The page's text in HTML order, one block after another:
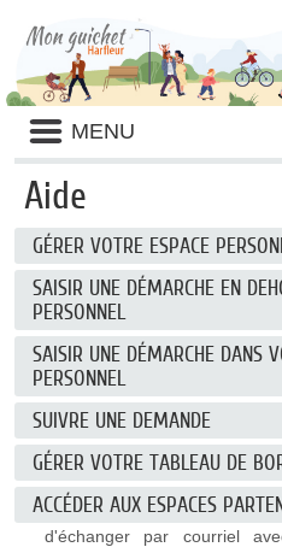
Liste
des
avertissements
MENU
Aide
GÉRER VOTRE ESPACE
SAISIR UNE DÉMARCHE EN
PERSONNEL
SAISIR UNE DÉMARCHE DANS
PERSONNEL
SUIVRE UNE DEMANDE
GÉRER VOTRE TABLEAU DE
ACCÉDER AUX ESPACES
Gérer votre
Pourquoi se créer un espace
Lescoordonnées
saisies à
sont réutilisées lors de futures
L'accès à unespace de
modification ou la
être utilisées pour des
La possibilité desuivre l'état
d'échanger par courriel